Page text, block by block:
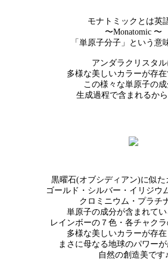
モナトミックとは英
〜Monatomic 〜
「単原子分子」という意
アンダラクリスタル
多様な美しいカラーが存
この様々な単原子の
生成過程で含まれるか
黒曜石(オブシディアン)に似た
ゴールド・シルバー・イリジウ
クロミニウム・プラチ
単原子の成分が含まれて
レインボーの７色・各チャク
多様な美しいカラーが存在
まさに母なる地球のパワー
自然の創造美です♪